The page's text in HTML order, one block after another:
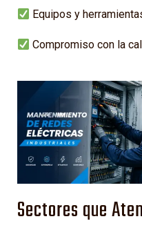
Equipos y
Compromiso con la
Sectores que